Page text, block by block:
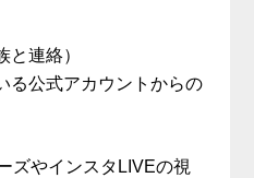
と連絡）
る公式アカウントからの
ズやインスタLIVEの視